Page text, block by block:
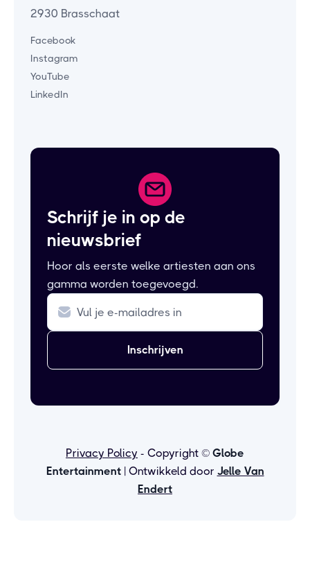
2930 Brasschaat
Facebook
Instagram
YouTube
LinkedIn
Schrijf je in op de
nieuwsbrief
Hoor als eerste welke artiesten aan ons
gamma worden toegevoegd.
Privacy Policy - Copyright © Globe
Entertainment| Ontwikkeld door Jelle Van
Endert